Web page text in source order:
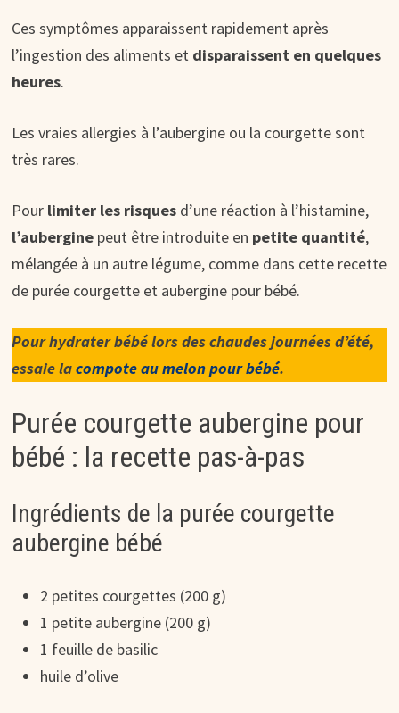
Ces symptômes apparaissent rapidement après
l’ingestion des aliments et disparaissent en quelques
heures.
Les vraies allergies à l’aubergine ou la courgette sont
très rares.
Pour limiter les risquesd’une réaction à l’histamine,
l’aubergine peut être introduite en petite quantité,
mélangée à un autre légume, comme dans cette recette
de purée courgette et aubergine pour bébé.
Pour hydrater bébé lors des chaudes journées d’été,
essaie lacompote au melon pour bébé.
Purée courgette aubergine pour
bébé : la recette pas-à-pas
Ingrédients de la purée courgette
aubergine bébé
2 petites courgettes (200 g)
1 petite aubergine (200 g)
1 feuille de basilic
huile d’olive